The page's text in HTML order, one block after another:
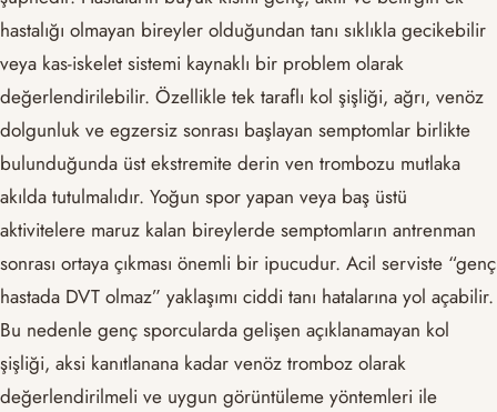
hastalığı olmayan bireyler olduğundan tanı sıklıkla gecikebilir
veya kas-iskelet sistemi kaynaklı bir problem olarak
değerlendirilebilir. Özellikle tek taraflı kol şişliği, ağrı, venöz
dolgunluk ve egzersiz sonrası başlayan semptomlar birlikte
bulunduğunda üst ekstremite derin ven trombozu mutlaka
akılda tutulmalıdır. Yoğun spor yapan veya baş üstü
aktivitelere maruz kalan bireylerde semptomların antrenman
sonrası ortaya çıkması önemli bir ipucudur. Acil serviste “genç
hastada DVT olmaz” yaklaşımı ciddi tanı hatalarına yol açabilir.
Bu nedenle genç sporcularda gelişen açıklanamayan kol
şişliği, aksi kanıtlanana kadar venöz tromboz olarak
değerlendirilmeli ve uygun görüntüleme yöntemleri ile